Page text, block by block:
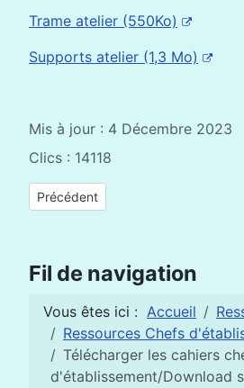
Trame atelier (550Ko)
Supports atelier (1,3 Mo)
Mis à jour : 4 Décembre 2023
Clics : 14118
Article précédent : 3
Précédent
Fil de navigation
Vous êtes ici : Accueil
Ressources Chefs
Télécharger les cahiers
d'établissement/Download